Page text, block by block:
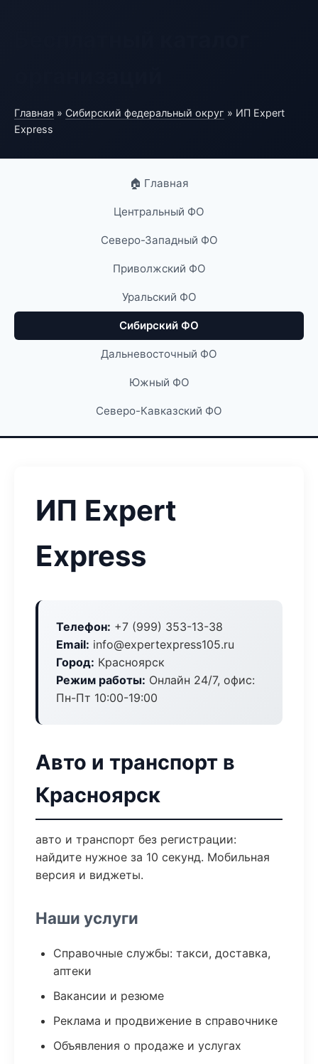
Главная » Сибирский федеральный округ » ИП Expert
Express
🏠 Главная
Центральный ФО
Северо-Западный ФО
Приволжский ФО
Уральский ФО
Сибирский ФО
Дальневосточный ФО
Южный ФО
Северо-Кавказский ФО
ИП Expert
Express
Телефон: +7 (999) 353-13-38
Email: info@expertexpress105.ru
Город: Красноярск
Режим работы: Онлайн 24/7, офис:
Пн-Пт 10:00-19:00
Авто и транспорт в
Красноярск
авто и транспорт без регистрации:
найдите нужное за 10 секунд. Мобильная
версия и виджеты.
Наши услуги
Справочные службы: такси, доставка,
аптеки
Вакансии и резюме
Реклама и продвижение в справочнике
Объявления о продаже и услугах